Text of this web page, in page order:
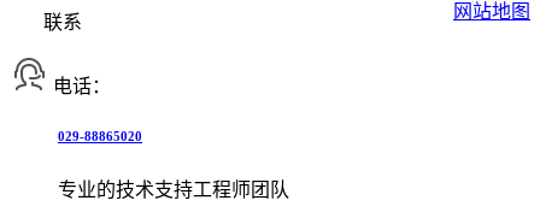
网站地图
联系
电话：
029-88865020
专业的技术支持工程师团队